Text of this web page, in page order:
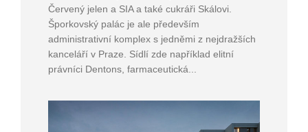
Červený jelen a SIA a také cukráři Skálovi.
Šporkovský palác je ale především
administrativní komplex s jedněmi z nejdražších
kanceláří v Praze. Sídlí zde například elitní
právníci Dentons, farmaceutická...